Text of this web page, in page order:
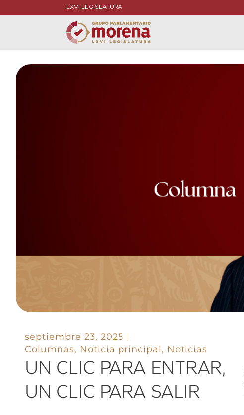
LXVI LEGISLATURA
septiembre 23, 2025
Columnas, Noticia principal, Noticias
UN CLIC PARA ENTRAR,
UN CLIC PARA SALIR